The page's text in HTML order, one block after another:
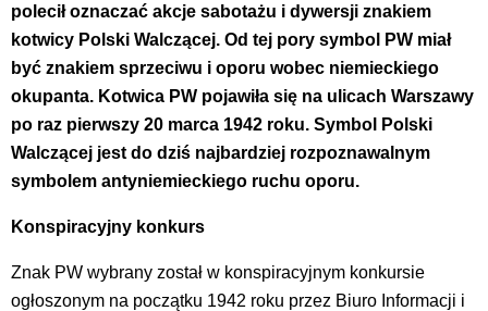
polecił oznaczać akcje sabotażu i dywersji znakiem
kotwicy Polski Walczącej. Od tej pory symbol PW miał
być znakiem sprzeciwu i oporu wobec niemieckiego
okupanta. Kotwica PW pojawiła się na ulicach Warszawy
po raz pierwszy 20 marca 1942 roku. Symbol Polski
Walczącej jest do dziś najbardziej rozpoznawalnym
symbolem antyniemieckiego ruchu oporu.
Konspiracyjny konkurs
Znak PW wybrany został w konspiracyjnym konkursie
ogłoszonym na początku 1942 roku przez Biuro Informacji i